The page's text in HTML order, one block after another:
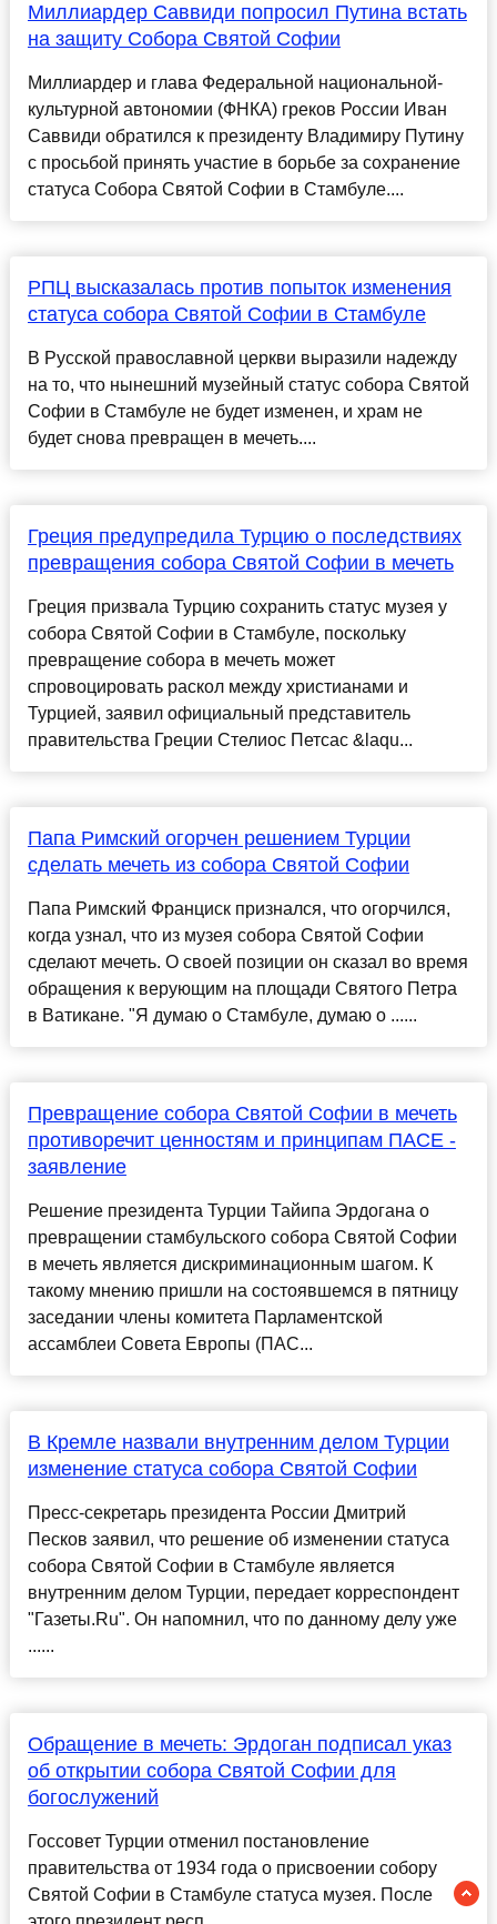
Миллиардер Саввиди попросил Путина встать
на защиту Собора Святой Софии
Миллиардер и глава Федеральной национальной-
культурной автономии (ФНКА) греков России Иван
Саввиди обратился к президенту Владимиру Путину
с просьбой принять участие в борьбе за сохранение
статуса Собора Святой Софии в Стамбуле....
РПЦ высказалась против попыток изменения
статуса собора Святой Софии в Стамбуле
В Русской православной церкви выразили надежду
на то, что нынешний музейный статус собора Святой
Софии в Стамбуле не будет изменен, и храм не
будет снова превращен в мечеть....
Греция предупредила Турцию о последствиях
превращения собора Святой Софии в мечеть
Греция призвала Турцию сохранить статус музея у
собора Святой Софии в Стамбуле, поскольку
превращение собора в мечеть может
спровоцировать раскол между христианами и
Турцией, заявил официальный представитель
правительства Греции Стелиос Петсас &laqu...
Папа Римский огорчен решением Турции
сделать мечеть из собора Святой Софии
Папа Римский Франциск признался, что огорчился,
когда узнал, что из музея собора Святой Софии
сделают мечеть. О своей позиции он сказал во время
обращения к верующим на площади Святого Петра
в Ватикане. "Я думаю о Стамбуле, думаю о ......
Превращение собора Святой Софии в мечеть
противоречит ценностям и принципам ПАСЕ -
заявление
Решение президента Турции Тайипа Эрдогана о
превращении стамбульского собора Святой Софии
в мечеть является дискриминационным шагом. К
такому мнению пришли на состоявшемся в пятницу
заседании члены комитета Парламентской
ассамблеи Совета Европы (ПАС...
В Кремле назвали внутренним делом Турции
изменение статуса собора Святой Софии
Пресс-секретарь президента России Дмитрий
Песков заявил, что решение об изменении статуса
собора Святой Софии в Стамбуле является
внутренним делом Турции, передает корреспондент
"Газеты.Ru". Он напомнил, что по данному делу уже
......
Обращение в мечеть: Эрдоган подписал указ
об открытии собора Святой Софии для
богослужений
Госсовет Турции отменил постановление
правительства от 1934 года о присвоении собору
Святой Софии в Стамбуле статуса музея. После